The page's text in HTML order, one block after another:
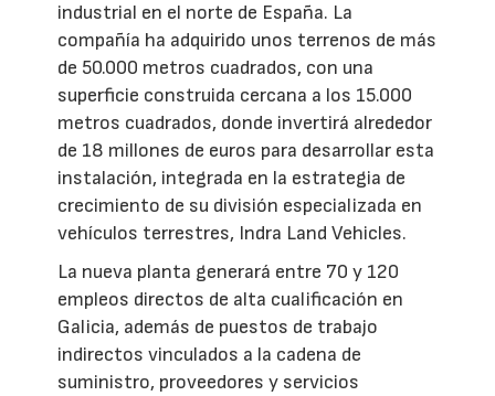
industrial en el norte de España. La
compañía ha adquirido unos terrenos de más
de 50.000 metros cuadrados, con una
superficie construida cercana a los 15.000
metros cuadrados, donde invertirá alrededor
de 18 millones de euros para desarrollar esta
instalación, integrada en la estrategia de
crecimiento de su división especializada en
vehículos terrestres, Indra Land Vehicles.
La nueva planta generará entre 70 y 120
empleos directos de alta cualificación en
Galicia, además de puestos de trabajo
indirectos vinculados a la cadena de
suministro, proveedores y servicios